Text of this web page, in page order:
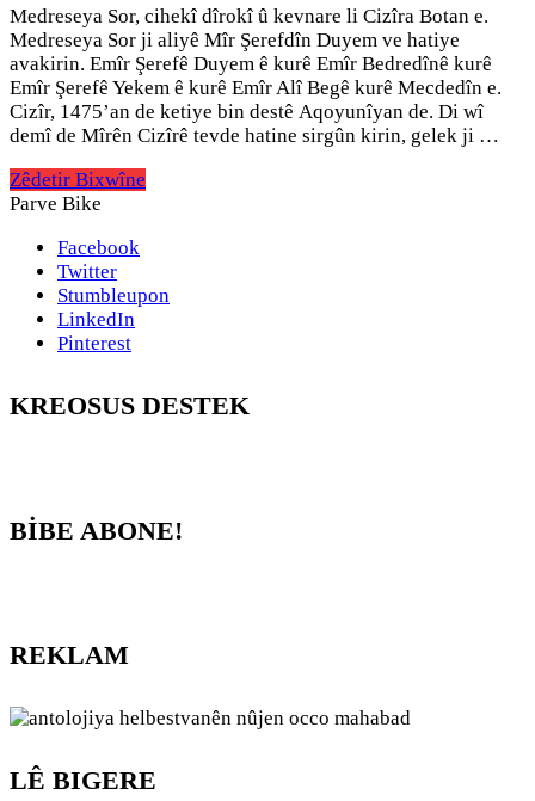
Medreseya Sor, cihekî dîrokî û kevnare li Cizîra Botan e.
Medreseya Sor ji aliyê Mîr Şerefdîn Duyem ve hatiye
avakirin. Emîr Şerefê Duyem ê kurê Emîr Bedredînê kurê
Emîr Şerefê Yekem ê kurê Emîr Alî Begê kurê Mecdedîn e.
Cizîr, 1475’an de ketiye bin destê Aqoyunîyan de. Di wî
demî de Mîrên Cizîrê tevde hatine sirgûn kirin, gelek ji …
Zêdetir Bixwîne
Parve Bike
Facebook
Twitter
Stumbleupon
LinkedIn
Pinterest
KREOSUS DESTEK
BİBE ABONE!
REKLAM
LÊ BIGERE